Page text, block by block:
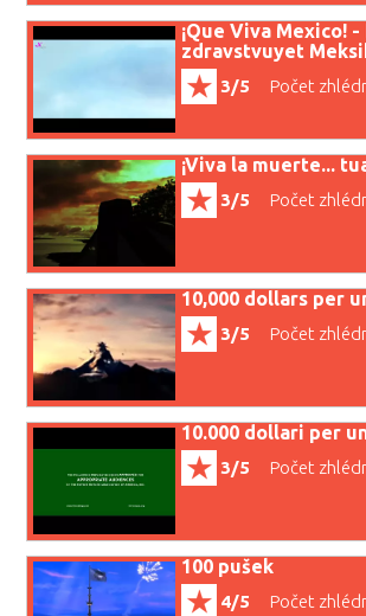
¡Que Viva Mexico! -
zdravstvuyet
3/5 Počet
¡Viva la muerte...
3/5 Počet
10,000 dollars per
3/5 Počet
10.000 dollari per
3/5 Počet
100 pušek
4/5 Počet